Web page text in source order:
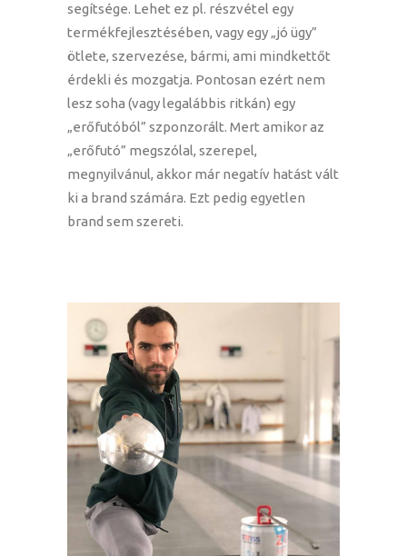
segítsége. Lehet ez pl. részvétel egy
termékfejlesztésében, vagy egy „jó ügy”
ötlete, szervezése, bármi, ami mindkettőt
érdekli és mozgatja. Pontosan ezért nem
lesz soha (vagy legalábbis ritkán) egy
„erőfutóból” szponzorált. Mert amikor az
„erőfutó” megszólal, szerepel,
megnyilvánul, akkor már negatív hatást vált
ki a brand számára. Ezt pedig egyetlen
brand sem szereti.